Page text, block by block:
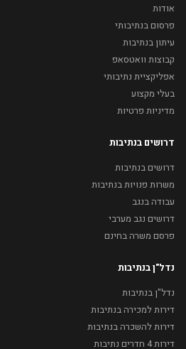
אודות
פרסום בנתיבותי
עיתון בנתיבות
קבוצות וואטסאפ
אפליקציית נתיבותי
בעלי מקצוע
מדיניות פרטיות
דרושים בנתיבות
דרושים בנתיבות
משרות פנויות בנתיבות
עבודה בנגב
דרושים נגב מערבי
פרסם משרה בחינם
נדל"ן בנתיבות
נדל"ן בנתיבות
דירות למכירה בנתיבות
דירות להשכרה בנתיבות
דירות 4 חדרים נתיבות